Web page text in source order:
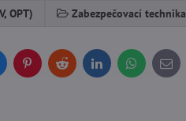
OPT) Zabezpečovací technika
PinterestRedditLinkedInWhatsApp
E-
mail